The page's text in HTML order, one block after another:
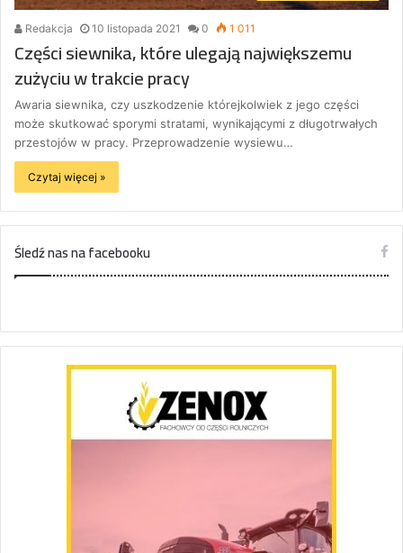
Redakcja 10 listopada 2021 0 1 011
Części siewnika, które ulegają największemu
zużyciu w trakcie pracy
Awaria siewnika, czy uszkodzenie którejkolwiek z jego części
może skutkować sporymi stratami, wynikającymi z długotrwałych
przestojów w pracy. Przeprowadzenie wysiewu…
Czytaj więcej »
Śledź nas na facebooku